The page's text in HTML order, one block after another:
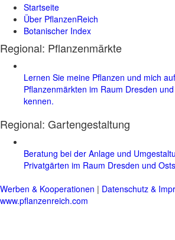
Startseite
Über PflanzenReich
Botanischer Index
Regional: Pflanzenmärkte
Lernen Sie meine Pflanzen und mich
Pflanzenmärkten im Raum Dresden
kennen.
Regional: Gartengestaltung
Beratung bei der Anlage und
Privatgärten im Raum Dresden und
Werben & Kooperationen | Datenschutz &
www.pflanzenreich.com